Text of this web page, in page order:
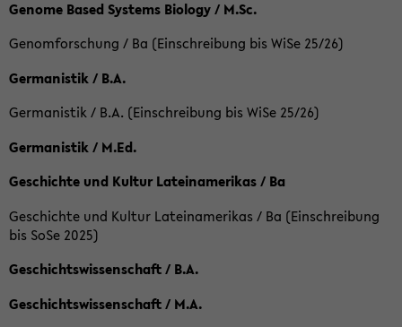
Genome Based Systems Biology / M.Sc.
Genomforschung / Ba (Einschreibung bis WiSe 25/26)
Germanistik / B.A.
Germanistik / B.A. (Einschreibung bis WiSe 25/26)
Germanistik / M.Ed.
Geschichte und Kultur Lateinamerikas / Ba
Geschichte und Kultur Lateinamerikas / Ba (Einschreibung
bis SoSe 2025)
Geschichtswissenschaft / B.A.
Geschichtswissenschaft / M.A.